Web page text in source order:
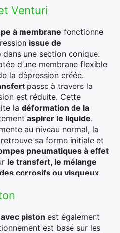
Venturi
à membrane fonctionne
issue de
dans une section conique.
d’une membrane flexible
la dépression créée.
passe à travers la
est réduite. Cette
la déformation de la
aspirer le liquide.
au niveau normal, la
sa forme initiale et
pneumatiques à effet
le transfert, le mélange
corrosifs ou visqueux.
piston est également
est basé sur les
×